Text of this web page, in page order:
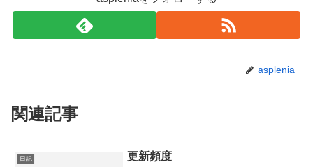
asplenia
関連記事
日記 更新頻度